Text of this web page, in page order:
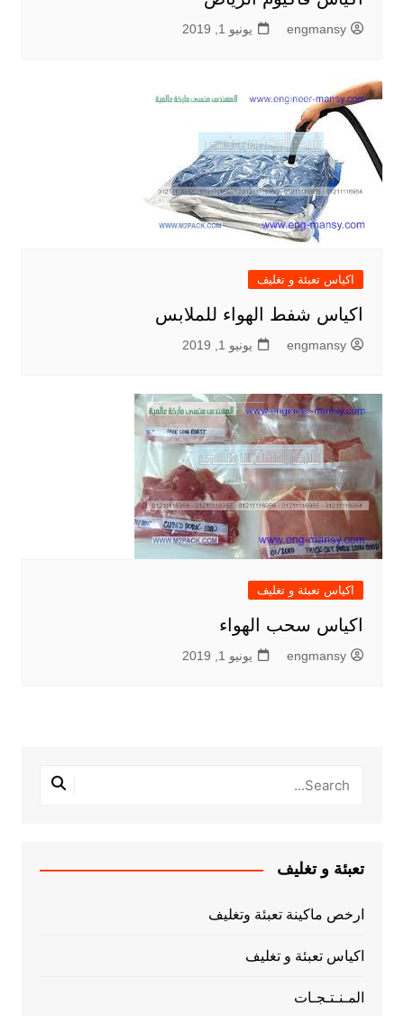
engmansy يونيو 1, 2019
اكياس تعبئة و تغليف
اكياس شفط الهواء للملابس
engmansy يونيو 1, 2019
اكياس تعبئة و تغليف
اكياس سحب الهواء
engmansy يونيو 1, 2019
تعبئة و تغليف
ارخص ماكينة تعبئة وتغليف
اكياس تعبئة و تغليف
المـنـتـجـات